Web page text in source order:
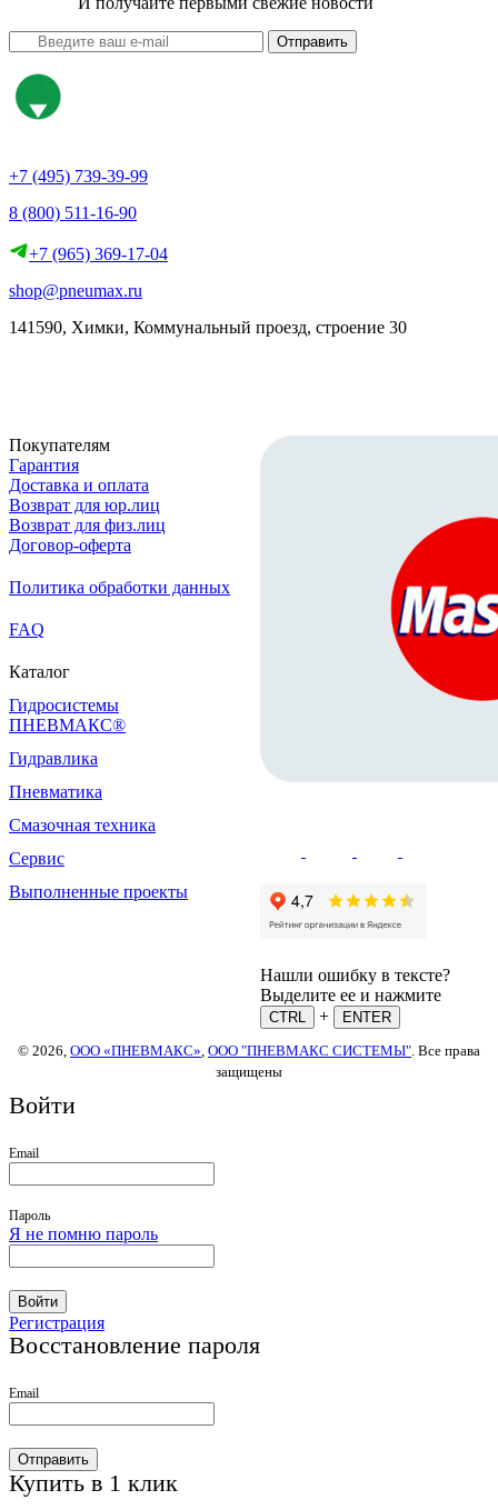
Отправить
+7 (495) 739-39-99
8 (800) 511-16-90
+7 (965) 369-17-04
shop@pneumax.ru
141590, Химки, Коммунальный проезд, строение 30
Покупателям
Гарантия
Доставка и оплата
Возврат для юр.лиц
Возврат для физ.лиц
Договор-оферта
Политика обработки данных
FAQ
Каталог
Гидросистемы
ПНЕВМАКС®
Гидравлика
Пневматика
Смазочная техника
Сервис
Выполненные проекты
Нашли ошибку в тексте?
Выделите ее и нажмите
CTRL +
ENTER
© 2026, ООО «ПНЕВМАКС» ООО "ПНЕВМАКС СИСТЕМЫ" . Все права
защищены
Войти
Email
Пароль
Я не помню пароль
Войти
Регистрация
Восстановление пароля
Email
Отправить
Купить в 1 клик